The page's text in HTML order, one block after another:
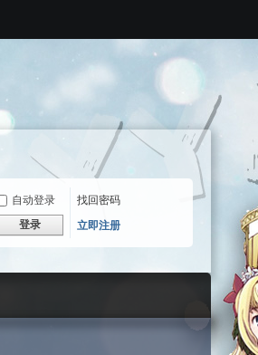
自动登录
找回密码
登录 立即注册